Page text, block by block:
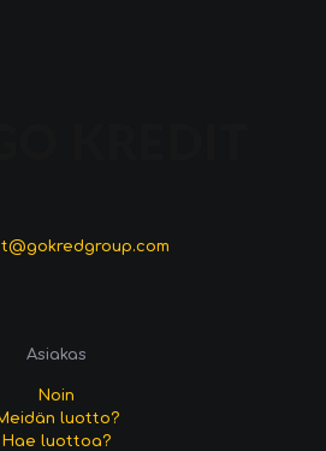
Asiakas
Noin
luotto?
Hae luottoa?